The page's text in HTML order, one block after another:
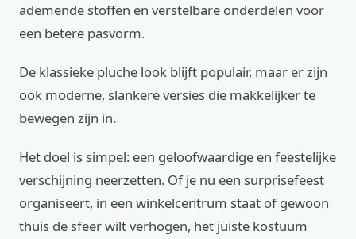
ademende stoffen en verstelbare onderdelen voor
een betere pasvorm.
De klassieke pluche look blijft populair, maar er zijn
ook moderne, slankere versies die makkelijker te
bewegen zijn in.
Het doel is simpel: een geloofwaardige en feestelijke
verschijning neerzetten. Of je nu een surprisefeest
organiseert, in een winkelcentrum staat of gewoon
thuis de sfeer wilt verhogen, het juiste kostuum